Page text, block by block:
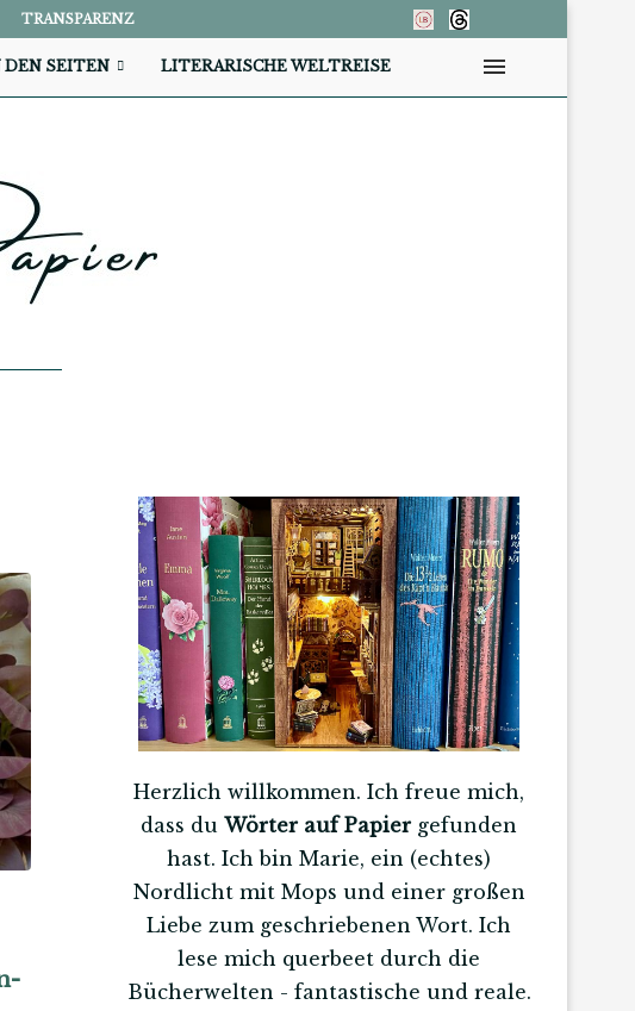
TRANSPARENZ
DEN SEITEN LITERARISCHE WELTREISE
Herzlich willkommen. Ich freue mich,
dass du Wörter auf Papiergefunden
hast. Ich bin Marie, ein (echtes)
Nordlicht mit Mops und einer großen
Liebe zum geschriebenen Wort. Ich
lese mich querbeet durch die
Bücherwelten - fantastische und reale.